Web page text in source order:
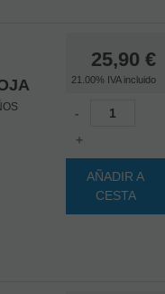
25,90 €
21.00% IVA incluido
-
+
AÑADIR A
CESTA